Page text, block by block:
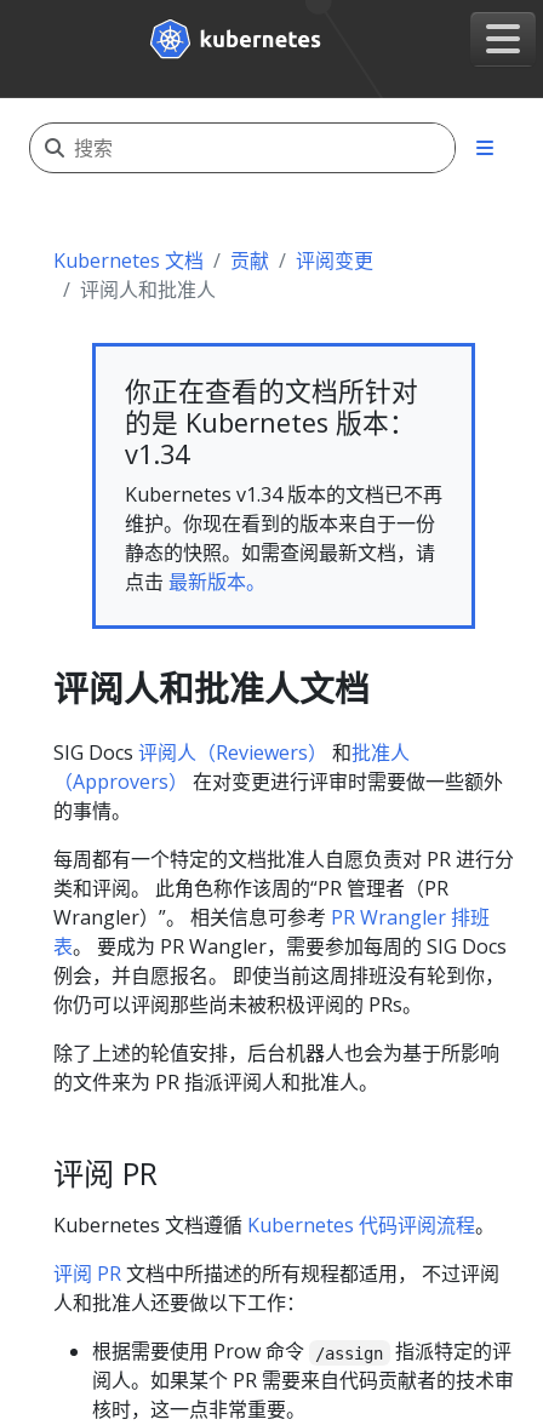
Kubernetes 文档 贡献
评阅变更
评阅人和批准人
你正在查看的文档所针对
的是 Kubernetes 版本：
v1.34
Kubernetes v1.34 版本的文档已不再
维护。你现在看到的版本来自于一份
静态的快照。如需查阅最新文档，请
点击 最新版本。
评阅人和批准人文档
SIG Docs 评阅人（Reviewers） 和批准人
（Approvers）
在对变更进行评审时需要做一些额外
的事情。
每周都有一个特定的文档批准人自愿负责对 PR 进行分
类和评阅。 此角色称作该周的“PR 管理者（PR
Wrangler）”。 相关信息可参考 PR Wrangler 排班
表。 要成为 PR Wangler，需要参加每周的 SIG Docs
例会，并自愿报名。 即使当前这周排班没有轮到你，
你仍可以评阅那些尚未被积极评阅的 PRs。
除了上述的轮值安排，后台机器人也会为基于所影响
的文件来为 PR 指派评阅人和批准人。
评阅 PR
Kubernetes 文档遵循 Kubernetes 代码评阅流程。
评阅 PR文档中所描述的所有规程都适用， 不过评阅
人和批准人还要做以下工作：
根据需要使用 Prow 命令
/assign
指派特定的评
阅人。如果某个 PR 需要来自代码贡献者的技术审
核时，这一点非常重要。